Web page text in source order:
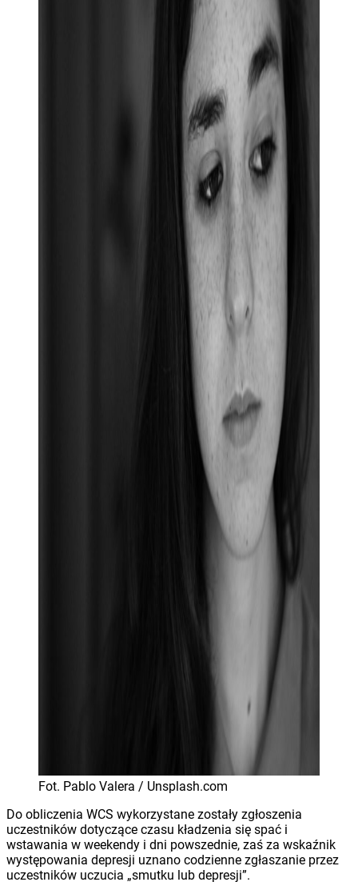
Fot. Pablo Valera / Unsplash.com
Do obliczenia WCS wykorzystane zostały zgłoszenia
uczestników dotyczące czasu kładzenia się spać i
wstawania w weekendy i dni powszednie, zaś za wskaźnik
występowania depresji uznano codzienne zgłaszanie przez
uczestników uczucia „smutku lub depresji”.